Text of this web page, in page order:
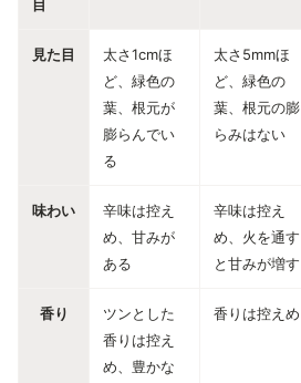
目
見た目
太さ1cmほ
ど、緑色の
葉、根元が
膨らんでい
る
太さ5mmほ
ど、緑色の
葉、根元の膨
らみはない
味わい
辛味は控え
め、甘みが
ある
辛味は控え
め、火を通す
と甘みが増す
香り
ツンとした
香りは控え
め、豊かな
香りは控えめ